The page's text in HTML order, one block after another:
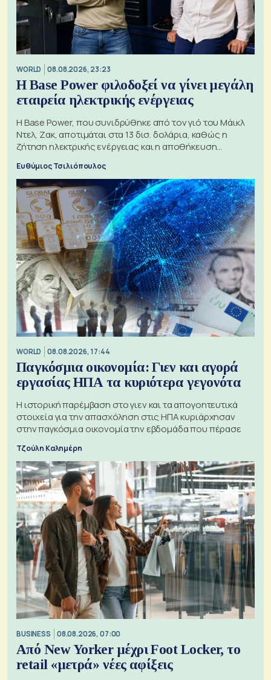
WORLD 08.08.2026, 23:23
Η Base Power φιλοδοξεί να γίνει μεγάλη
εταιρεία ηλεκτρικής ενέργειας
Η Base Power, που συνιδρύθηκε από τον γιό του Μάικλ
Ντελ, Ζακ, αποτιμάται στα 13 δισ. δολάρια, καθώς η
ζήτηση ηλεκτρικής ενέργειας και η αποθήκευση
μπαταριών αυξάνονται
Ευθύμιος Τσιλιόπουλος
WORLD 08.08.2026, 17:44
Παγκόσμια οικονομία: Γιεν και αγορά
εργασίας ΗΠΑ τα κυριότερα γεγονότα
Η ιστορική παρέμβαση στο γιεν και τα απογοητευτικά
στοιχεία για την απασχόληση στις ΗΠΑ κυριάρχησαν
στην παγκόσμια οικονομία την εβδομάδα που πέρασε
Τζούλη Καλημέρη
BUSINESS 08.08.2026, 07:00
Από New Yorker μέχρι Foot Locker, το
retail «μετρά» νέες αφίξεις